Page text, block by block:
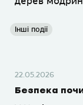
Інші події
22.05.2026
Безпека